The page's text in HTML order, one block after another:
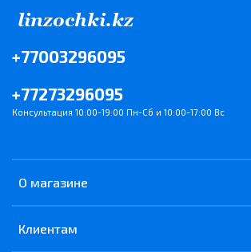
О магазине
Клиентам
+77003296095
+77273296095
Консультация 10:00-19:00 Пн-Сб и 10:00-17:00 Вс